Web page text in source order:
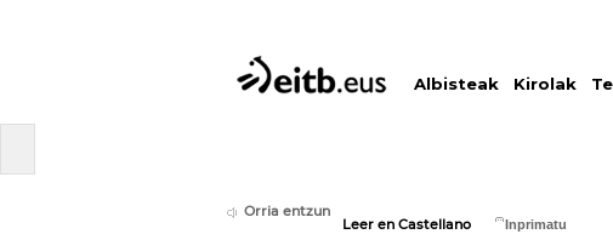
Albisteak Kirolak
Orria entzun
Leer en Castellano